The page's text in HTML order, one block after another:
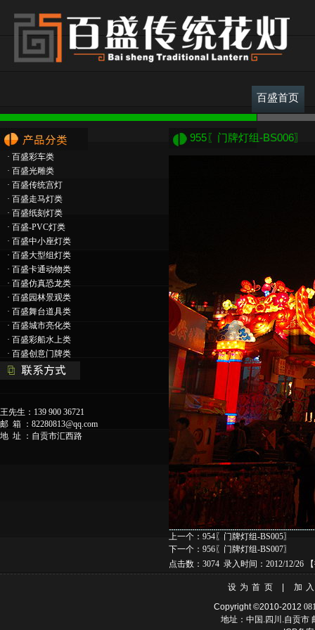
百盛首页
· 百盛彩车类
· 百盛光雕类
· 百盛传统宫灯
· 百盛走马灯类
· 百盛纸刻灯类
· 百盛-PVC灯类
· 百盛中小座灯类
· 百盛大型组灯类
· 百盛卡通动物类
· 百盛仿真恐龙类
· 百盛园林景观类
· 百盛舞台道具类
· 百盛城市亮化类
· 百盛彩船水上类
· 百盛创意门牌类
王先生：139 900 36721
邮 箱 ： 82280813@qq.com
地 址 ：自贡市汇西路
955〖门牌灯组-BS006〗
上一个： 954〖门牌灯组-BS005〗
下一个： 956〖门牌灯组-BS007〗
点击数：3074 录入时间：2012/12/26 【
设为首页 |加
Copyright ©2010-2012
地址：中国.四川.自贡